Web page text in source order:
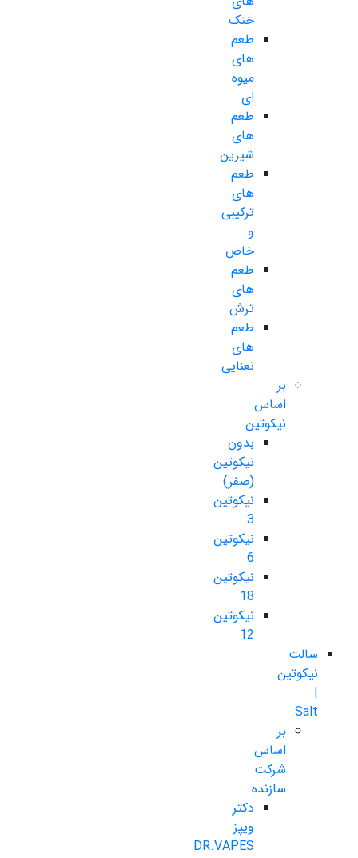
خنک
طعم
های
میوه
ای
طعم
های
شیرین
طعم
های
ترکیبی
و
خاص
طعم
های
ترش
طعم
های
نعنایی
بر
اساس
نیکوتین
بدون
نیکوتین
(صفر)
نیکوتین
3
نیکوتین
6
نیکوتین
18
نیکوتین
12
سالت
نیکوتین
|
Salt
بر
اساس
شرکت
سازنده
دکتر
ویپز
DR.VAPES